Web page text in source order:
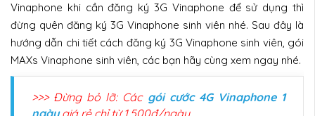
Vinaphone khi cần đăng ký 3G Vinaphone để sử dụng thì
đừng quên đăng ký 3G Vinaphone sinh viên nhé. Sau đây là
hướng dẫn chi tiết cách đăng ký 3G Vinaphone sinh viên, gói
MAXs Vinaphone sinh viên, các bạn hãy cùng xem ngay nhé.
>>> Đừng bỏ lỡ: Các gói cước 4G Vinaphone 1
ngàygiá rẻ chỉ từ 1.500đ/ngày